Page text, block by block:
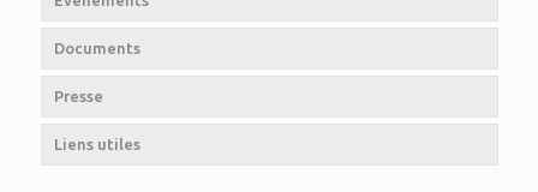
Documents
Presse
Liens utiles